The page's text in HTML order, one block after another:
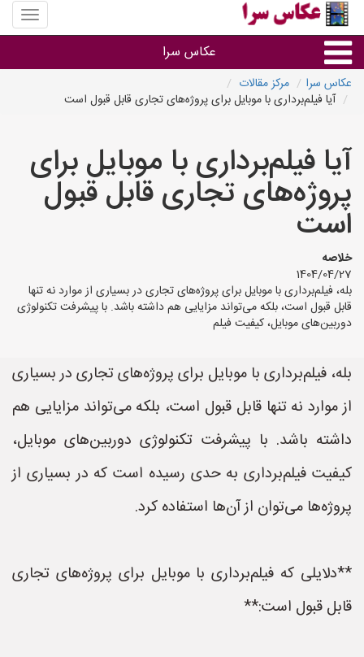
منوی
سایت
سرا
عکاس سرا
نوع خدمات
آتلیه و فیلمبرداری در هر شهر
عکاس سرا
مرکز مقالات
آیا فیلم‌برداری با موبایل برای پروژه‌های تجاری قابل قبول است
آیا فیلم‌برداری با موبایل برای
پروژه‌های تجاری قابل قبول
است
خلاصه
1404/04/27
بله، فیلم‌برداری با موبایل برای پروژه‌های تجاری در بسیاری از موارد نه تنها
قابل قبول است، بلکه می‌تواند مزایایی هم داشته باشد. با پیشرفت تکنولوژی
دوربین‌های موبایل، کیفیت فیلم‌
بله، فیلم‌برداری با موبایل برای پروژه‌های تجاری در بسیاری
از موارد نه تنها قابل قبول است، بلکه می‌تواند مزایایی هم
داشته باشد. با پیشرفت تکنولوژی دوربین‌های موبایل،
کیفیت فیلم‌برداری به حدی رسیده است که در بسیاری از
پروژه‌ها می‌توان از آن‌ها استفاده کرد.
**دلایلی که فیلم‌برداری با موبایل برای پروژه‌های تجاری
قابل قبول است:**